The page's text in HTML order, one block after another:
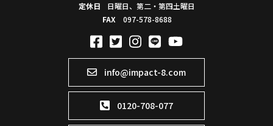
定休日
日曜日、第二・第四土曜日
FAX
097-578-8688
info@impact-8.com
0120-708-077